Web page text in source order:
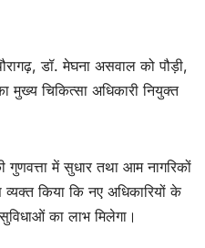
डॉ. मेघना असवाल को पौड़ी,
मुख्य चिकित्सा अधिकारी नियुक्त
में सुधार तथा आम नागरिकों
किया कि नए अधिकारियों के
का लाभ मिलेगा।